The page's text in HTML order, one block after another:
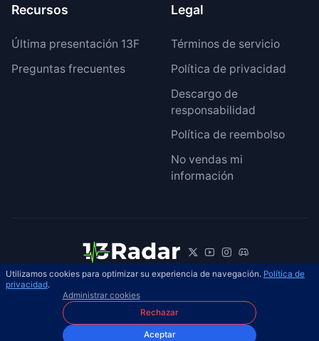
Recursos
Última presentación 13F
Preguntas frecuentes
Legal
Términos de servicio
Política de privacidad
Descargo de
responsabilidad
Política de reembolso
No vendas mi
información
© 2026 13Radar. Reservados todos los
derechos.
Utilizamos cookies para optimizar su experiencia de navegación. Política de
privacidad.
Administrar cookies
Rechazar
Aceptar